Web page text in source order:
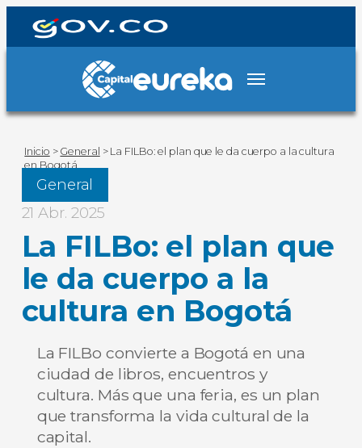
Inicio > General > La FILBo: el plan que le da cuerpo a la cultura
en Bogotá
General
21 Abr. 2025
La FILBo: el plan que
le da cuerpo a la
cultura en Bogotá
La FILBo convierte a Bogotá en una
ciudad de libros, encuentros y
cultura. Más que una feria, es un plan
que transforma la vida cultural de la
capital.